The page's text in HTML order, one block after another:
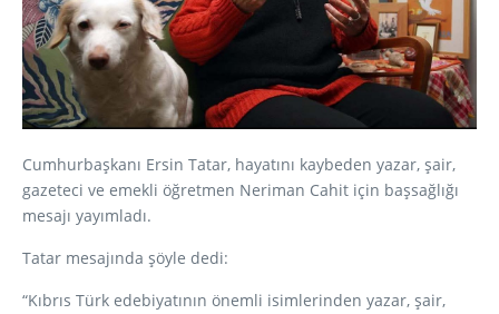
Cumhurbaşkanı Ersin Tatar, hayatını kaybeden yazar, şair,
gazeteci ve emekli öğretmen Neriman Cahit için başsağlığı
mesajı yayımladı.
Tatar mesajında şöyle dedi:
“Kıbrıs Türk edebiyatının önemli isimlerinden yazar, şair,